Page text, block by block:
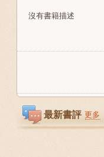
沒有書籍描述
最新書評 更多